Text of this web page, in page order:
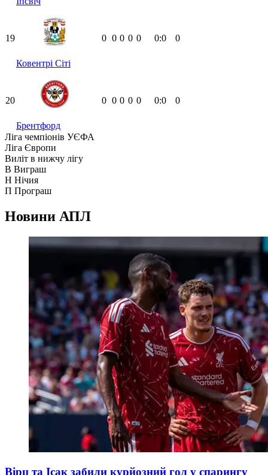
19
Ковентрі Сіті
0 0 0 0 0 0:0 0
20
Брентфорд
0 0 0 0 0 0:0 0
Ліга чемпіонів УЄФА
Ліга Європи
Виліт в нижчу лігу
В Виграш
Н Нічия
П Програш
Новини АПЛ
Вірц та Ісак забили курйозний гол у спарингу